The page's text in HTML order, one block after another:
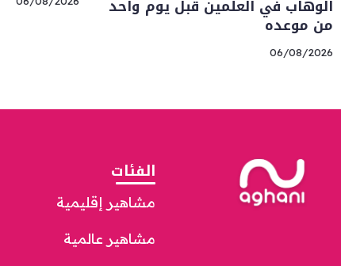
الوهاب في العلمين قبل يوم واحد
من موعده
06/08/2026
الفئات
مشاهير إقليمية
مشاهير عالمية